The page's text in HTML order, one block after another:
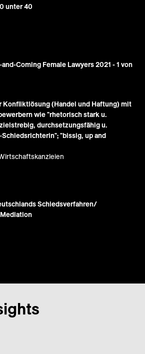
unter 40
Coming Female Lawyers 2021 - 1 von
Konfliktlösung (Handel und Haftung) mit
wie "rhetorisch stark u.
durchsetzungsfähig u.
"bissig, up and
Schiedsverfahren/